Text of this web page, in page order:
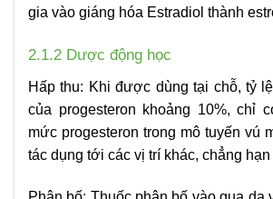
gia vào giáng hóa Estradiol thành
2.1.2 Dược động học
Hấp thu: Khi được dùng tại chỗ, tỷ
của progesteron khoảng 10%, chỉ
mức progesteron trong mô tuyến vú
tác dụng tới các vị trí khác, chẳng